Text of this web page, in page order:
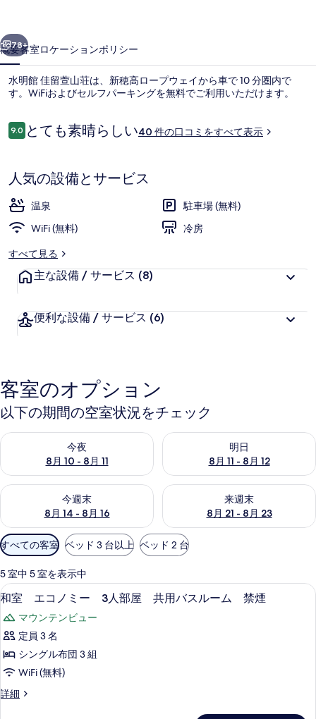
荘
の
写
ギ
ラ
リ
ー
施設内の設備
次へ
78+
概要客室ロケーションポリシー
水明館 佳留萱山荘は、新穂高ロープウェイから車で 10 分圏内で
す。WiFiおよびセルフパーキングを無料でご利用いただけます。
口
コ
9.010段階中9.0
とても素晴らしい40 件の口コミをすべて表示
人気の設備とサービス
温泉
駐車場 (無料)
WiFi (無料)
冷房
すべて見る
主な設備 / サービス (8)
便利な設備 / サービス (6)
客室のオプション
以下の期間の空室状況をチェック
今夜
8月 10 - 8月 11
今夜 8月 10 - 8月 11 の空室状況をチェック
明日
8月 11 - 8月 12
明日 8月 11 - 8月 12 の空室状
今週末
8月 14 - 8月 16
今週末 8月 14 - 8月 16 の空室状況をチェック
来週末
8月 21 - 8月 23
来週末 8月 21 - 8月 23 の空室
利
用
可
能
な
客
室
の
り
込
すべての客室 ベッド 3 台以上 ベッド 2 台
5 室中 5 室を表示中
和
室
エ
コ
ノ
ー
セーフティボックス (室内)、デスク、
4
和室 エコノミー 3人部屋 共用バスルーム 禁煙
マウンテンビュー
定員 3 名
シングル布団 3 組
WiFi (無料)
詳細
和